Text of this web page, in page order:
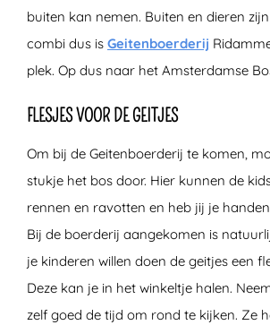
buiten kan nemen. Buiten en dieren
combi dus is Geitenboerderij
plek. Op dus naar het Amsterdamse
FLESJES VOOR DE GEITJES
Om bij de Geitenboerderij te komen,
stukje het bos door. Hier kunnen de
rennen en ravotten en heb jij je
Bij de boerderij aangekomen is
je kinderen willen doen de geitjes een
Deze kan je in het winkeltje halen.
zelf goed de tijd om rond te kijken. Ze